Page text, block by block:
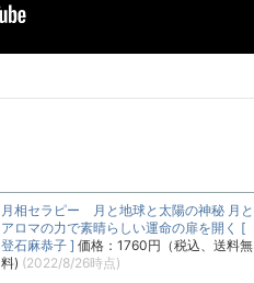
月相セラピー 月と地球と太陽の神秘 月と
アロマの力で素晴らしい運命の扉を開く [
登石麻恭子 ] 価格：1760円（税込、送料無
料) (2022/8/26時点)